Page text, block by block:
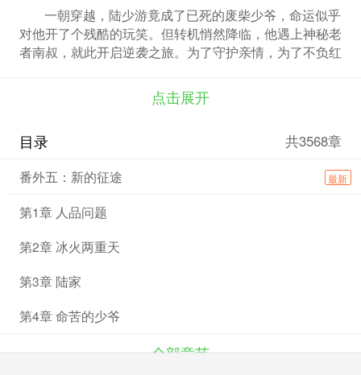
一朝穿越，陆少游竟成了已死的废柴少爷，命运似乎
对他开了个残酷的玩笑。但转机悄然降临，他遇上神秘老
者南叔，就此开启逆袭之旅。为了守护亲情，为了不负红
路。一路上荆棘丛生，艰难险阻不断，可他那颗炽热的强
者之心从未动摇。他憧憬着 “醉卧美人膝，醒掌天下权”
少游灵武双修，立志成为不世霸枭，既来到这异世，便要
点击展开
目录 共3568章
番外五：新的征途 最新
第1章 人品问题
第2章 冰火两重天
第3章 陆家
第4章 命苦的少爷
全部章节